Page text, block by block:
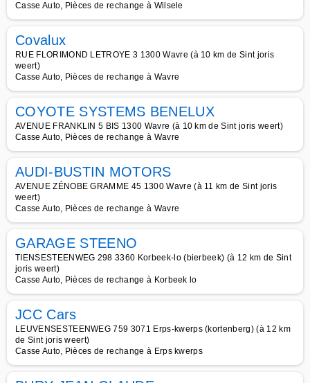
Casse Auto, Pièces de rechange à Wilsele
Covalux
RUE FLORIMOND LETROYE 3 1300 Wavre (à 10 km de Sint joris
weert)
Casse Auto, Pièces de rechange à Wavre
COYOTE SYSTEMS BENELUX
AVENUE FRANKLIN 5 BIS 1300 Wavre (à 10 km de Sint joris weert)
Casse Auto, Pièces de rechange à Wavre
AUDI-BUSTIN MOTORS
AVENUE ZÉNOBE GRAMME 45 1300 Wavre (à 11 km de Sint joris
weert)
Casse Auto, Pièces de rechange à Wavre
GARAGE STEENO
TIENSESTEENWEG 298 3360 Korbeek-lo (bierbeek) (à 12 km de Sint
joris weert)
Casse Auto, Pièces de rechange à Korbeek lo
JCC Cars
LEUVENSESTEENWEG 759 3071 Erps-kwerps (kortenberg) (à 12 km
de Sint joris weert)
Casse Auto, Pièces de rechange à Erps kwerps